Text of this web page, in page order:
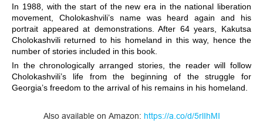
In 1988, with the start of the new era in the national liberation
movement, Cholokashvili’s name was heard again and his
portrait appeared at demonstrations. After 64 years, Kakutsa
Cholokashvili returned to his homeland in this way, hence the
number of stories included in this book.
In the chronologically arranged stories, the reader will follow
Cholokashvili’s life from the beginning of the struggle for
Georgia’s freedom to the arrival of his remains in his homeland.
Also available on Amazon: https://a.co/d/5rlIhMI